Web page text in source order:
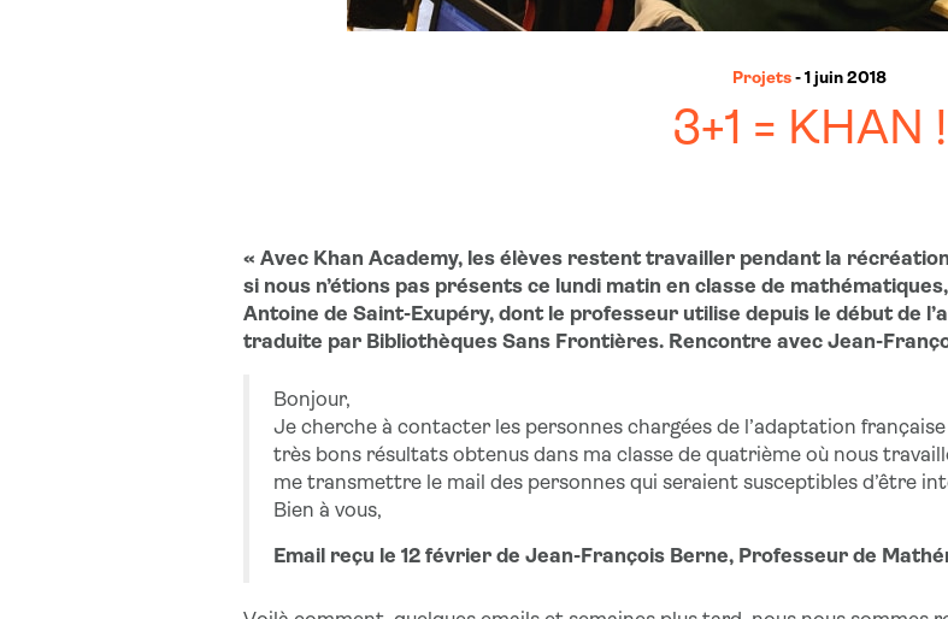
Projets - 1 juin 2018
3+1 = KHAN !
« Avec Khan Academy, les élèves restent travailler pendant la
si nous n’étions pas présents ce lundi matin en classe de
Antoine de Saint-Exupéry, dont le professeur utilise depuis le début de
traduite par Bibliothèques Sans Frontières. Rencontre avec Jean-
Bonjour,
Je cherche à contacter les personnes chargées de l’adaptation
très bons résultats obtenus dans ma classe de quatrième où nous
me transmettre le mail des personnes qui seraient susceptibles d’être
Bien à vous,
Email reçu le 12 février de Jean-François Berne, Professeur de